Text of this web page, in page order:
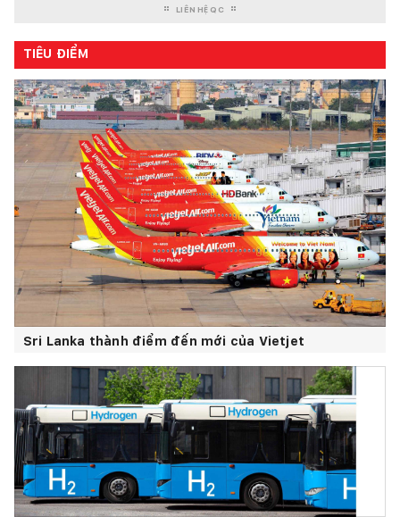
LIÊN HỆ QC
TIÊU ĐIỂM
Sri Lanka thành điểm đến mới của Vietjet